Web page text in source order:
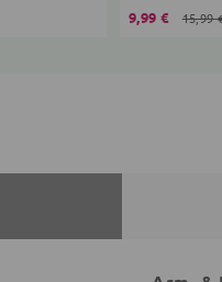
9,99 € 15,99